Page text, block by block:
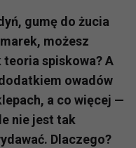
gumę do żucia
możesz
spiskowa? A
owadów
a co więcej —
nie jest tak
Dlaczego?